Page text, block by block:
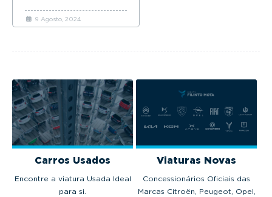
9 Agosto, 2024
Carros Usados
Encontre a viatura Usada Ideal
para si.
Viaturas Novas
Concessionários Oficiais das
Marcas Citroën, Peugeot, Opel,